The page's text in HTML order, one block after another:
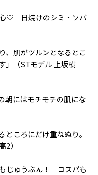
心♡ 日焼けのシミ・ソバ
、肌がツルンとなるとこ
」（STモデル 上坂樹
朝にはモチモチの肌にな
ところにだけ重ねぬり。
）
じゅうぶん！ コスパも